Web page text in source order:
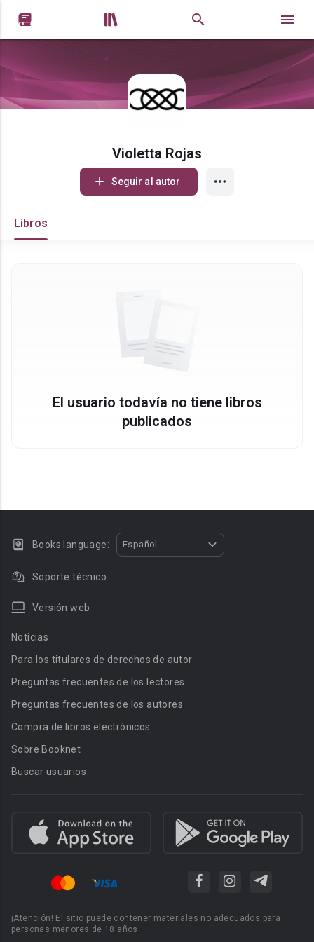
 
Violetta Rojas
Seguir al autor
Libros
El usuario todavía no tiene libros
publicados
Books language: Español
Soporte técnico
Versión web
Noticias
Para los titulares de derechos de autor
Preguntas frecuentes de los lectores
Preguntas frecuentes de los autores
Compra de libros electrónicos
Sobre Booknet
Buscar usuarios
¡Atención! El sitio puede contener materiales no adecuados para
personas menores de 18 años.